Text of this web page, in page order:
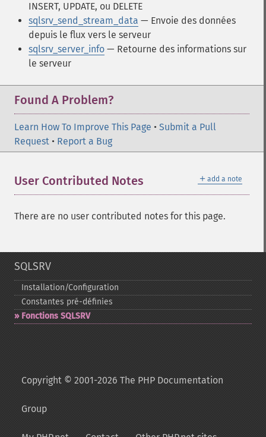
INSERT, UPDATE, ou DELETE
sqlsrv_send_stream_data — Envoie des données
depuis le flux vers le serveur
sqlsrv_server_info — Retourne des informations sur
le serveur
Found A Problem?
Learn How To Improve This Page • Submit a Pull
Request • Report a Bug
＋ add a note
User Contributed Notes
There are no user contributed notes for this page.
SQLSRV
Installation/Configuration
Constantes pré-​définies
Fonctions SQLSRV
Copyright © 2001-2026 The PHP Documentation
Group